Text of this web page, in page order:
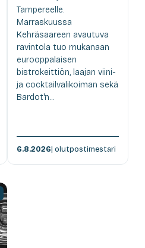
Tampereelle.
Marraskuussa
Kehräsaareen avautuva
ravintola tuo mukanaan
eurooppalaisen
bistrokeittiön, laajan viini-
ja cocktailvalikoiman sekä
Bardot'n...
6.8.2026| olutpostimestari